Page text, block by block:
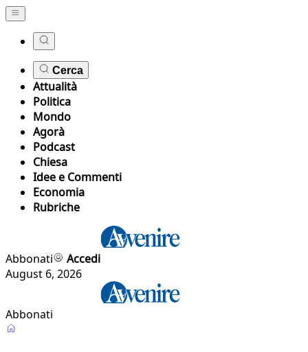
Cerca
Attualità
Politica
Mondo
Agorà
Podcast
Chiesa
Idee e Commenti
Economia
Rubriche
Abbonati
Accedi
August 6, 2026
Abbonati